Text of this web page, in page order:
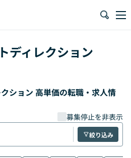
ディレクション
クション 高単価の転職・求人情
募集停止を非表示
絞り込み